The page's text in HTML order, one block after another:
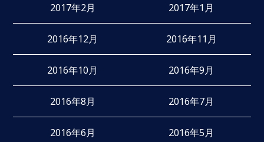
2017年2月 2017年1月
2016年12月 2016年11月
2016年10月 2016年9月
2016年8月 2016年7月
2016年6月 2016年5月